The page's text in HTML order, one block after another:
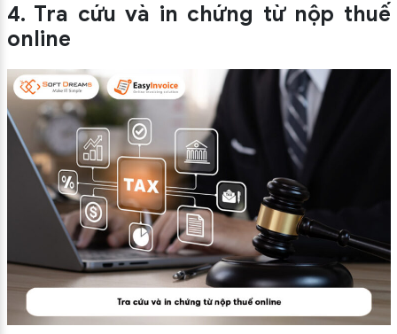
4. Tra cứu và in chứng từ nộp thuế
online